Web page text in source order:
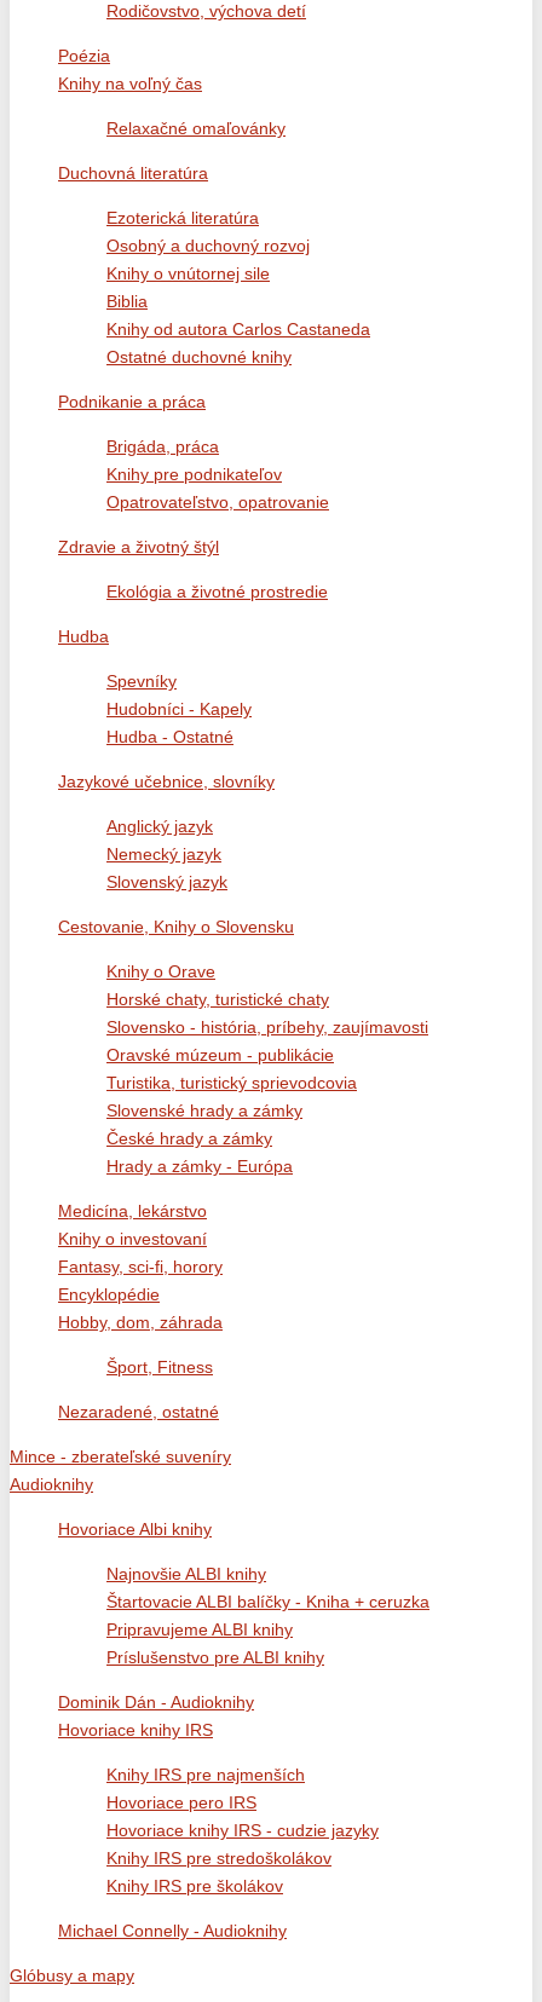
Rodičovstvo, výchova detí
Poézia
Knihy na voľný čas
Relaxačné omaľovánky
Duchovná literatúra
Ezoterická literatúra
Osobný a duchovný rozvoj
Knihy o vnútornej sile
Biblia
Knihy od autora Carlos Castaneda
Ostatné duchovné knihy
Podnikanie a práca
Brigáda, práca
Knihy pre podnikateľov
Opatrovateľstvo, opatrovanie
Zdravie a životný štýl
Ekológia a životné prostredie
Hudba
Spevníky
Hudobníci - Kapely
Hudba - Ostatné
Jazykové učebnice, slovníky
Anglický jazyk
Nemecký jazyk
Slovenský jazyk
Cestovanie, Knihy o Slovensku
Knihy o Orave
Horské chaty, turistické chaty
Slovensko - história, príbehy, zaujímavosti
Oravské múzeum - publikácie
Turistika, turistický sprievodcovia
Slovenské hrady a zámky
České hrady a zámky
Hrady a zámky - Európa
Medicína, lekárstvo
Knihy o investovaní
Fantasy, sci-fi, horory
Encyklopédie
Hobby, dom, záhrada
Šport, Fitness
Nezaradené, ostatné
Mince - zberateľské suveníry
Audioknihy
Hovoriace Albi knihy
Najnovšie ALBI knihy
Štartovacie ALBI balíčky - Kniha + ceruzka
Pripravujeme ALBI knihy
Príslušenstvo pre ALBI knihy
Dominik Dán - Audioknihy
Hovoriace knihy IRS
Knihy IRS pre najmenších
Hovoriace pero IRS
Hovoriace knihy IRS - cudzie jazyky
Knihy IRS pre stredoškolákov
Knihy IRS pre školákov
Michael Connelly - Audioknihy
Glóbusy a mapy